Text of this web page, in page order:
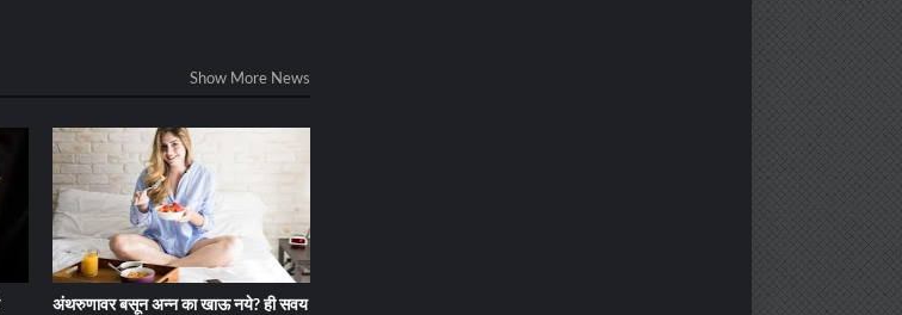
Show More News
अंथरुणावर बसून अन्न का खाऊ नये? ही सवय